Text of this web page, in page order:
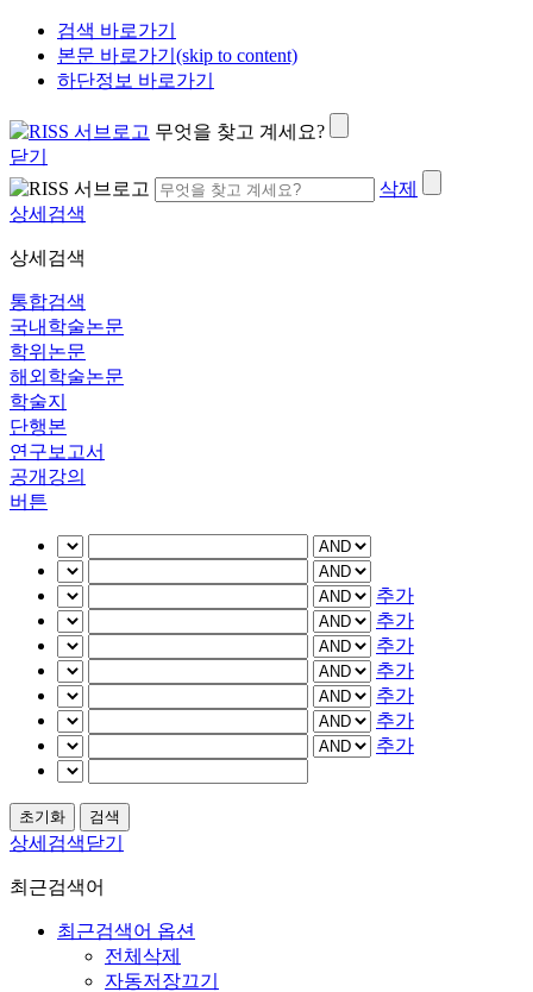
검색 바로가기
본문 바로가기(skip to content)
하단정보 바로가기
무엇을 찾고 계세요?
닫기
삭제
상세검색
상세검색
통합검색
국내학술논문
학위논문
해외학술논문
학술지
단행본
연구보고서
공개강의
버튼
추가
추가
추가
추가
추가
추가
추가
상세검색닫기
최근검색어
최근검색어 옵션
전체삭제
자동저장끄기